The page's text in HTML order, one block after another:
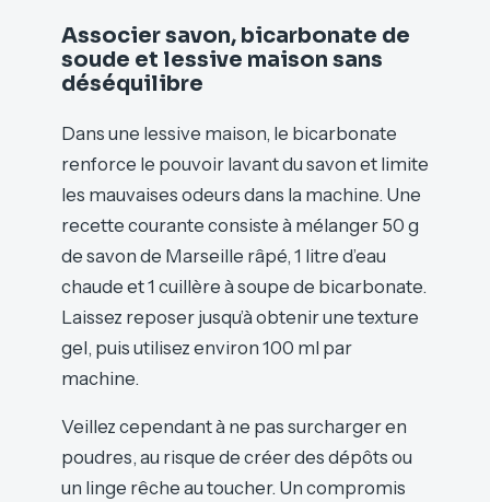
Associer savon, bicarbonate de
soude et lessive maison sans
déséquilibre
Dans une lessive maison, le bicarbonate
renforce le pouvoir lavant du savon et limite
les mauvaises odeurs dans la machine. Une
recette courante consiste à mélanger 50 g
de savon de Marseille râpé, 1 litre d’eau
chaude et 1 cuillère à soupe de bicarbonate.
Laissez reposer jusqu’à obtenir une texture
gel, puis utilisez environ 100 ml par
machine.
Veillez cependant à ne pas surcharger en
poudres, au risque de créer des dépôts ou
un linge rêche au toucher. Un compromis